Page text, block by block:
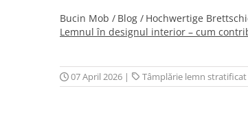
Bucin Mob / Blog / Hochwertige
Lemnul în designul interior – cum
07 April 2026 | Tâmplărie lemn stratificat